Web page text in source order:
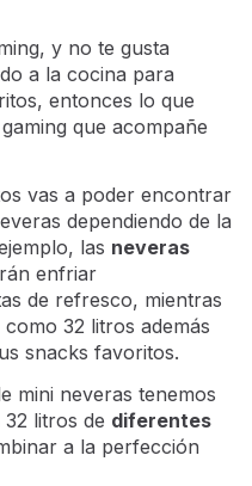
y no te gusta
a la cocina para
entonces lo que
que acompañe
vas a poder encontrar
dependiendo de la
las neveras
enfriar
de refresco, mientras
32 litros además
snacks favoritos.
mini neveras tenemos
litros de diferentes
a la perfección